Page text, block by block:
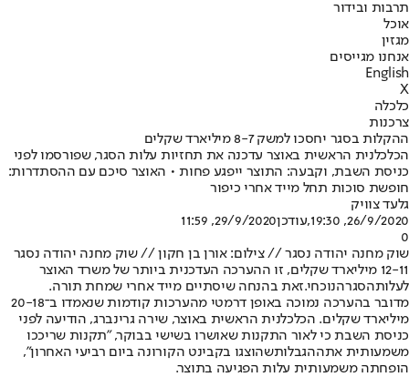
תרבות ובידור
אוכל
מגזין
אנחנו מגייסים
English
X
כלכלה
צרכנות
ההקלות בסגר יחסכו למשק 8-7 מיליארד שקלים
הכלכלנית הראשית באוצר עדכנה את תחזיות עלות הסגר, שפורסמו לפני
כניסת השבת, וקבעה: התוצר ייפגע פחות • האוצר סיכם עם ההסתדרות:
חופשת סוכות תחל מייד אחרי כיפור
גלעד צוויק
26/9/2020, 19:30
,עודכן29/9/2020, 11:59
0
שוק מחנה יהודה נסגר // צילום: אורן בן חקון // שוק מחנה יהודה נסגר
12-11 מיליארד שקלים, זו ההערכה העדכנית ביותר של משרד האוצר
לעלותהסגרהנוכחי.זאת בהנחה שיסתיים מייד אחרי שמחת תורה.
מדובר בהערכה נמוכה באופן דרמטי מהערכות קודמות שנאמדו ב־20-18
מיליארד שקלים. הכלכלנית הראשית באוצר, שירה גרינברג, הודיעה לפני
כניסת השבת כי לאור התקנות שאושרו בשישי בבוקר, "תקנות שריככו
משמעותית אתההגבלותשהוצגו בקבינט הקורונה ביום רביעי האחרון",
הופחתה משמעותית עלות הפגיעה בתוצר.